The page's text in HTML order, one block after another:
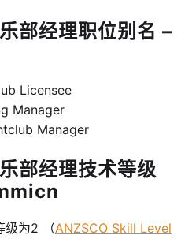
部经理职位别名 –
Licensee
Manager
Manager
部经理技术等级
级为2 （ANZSCO Skill Level